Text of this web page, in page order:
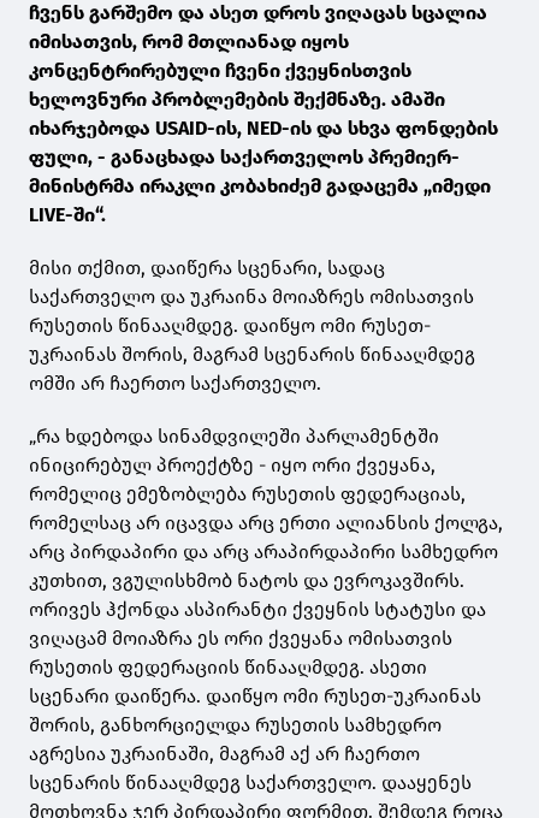
ჩვენს გარშემო და ასეთ დროს ვიღაცას სცალია
იმისათვის, რომ მთლიანად იყოს
კონცენტრირებული ჩვენი ქვეყნისთვის
ხელოვნური პრობლემების შექმნაზე. ამაში
იხარჯებოდა USAID-ის, NED-ის და სხვა ფონდების
ფული, - განაცხადა საქართველოს პრემიერ-
მინისტრმა ირაკლი კობახიძემ გადაცემა „იმედი
LIVE-ში“.
მისი თქმით, დაიწერა სცენარი, სადაც
საქართველო და უკრაინა მოიაზრეს ომისათვის
რუსეთის წინააღმდეგ. დაიწყო ომი რუსეთ-
უკრაინას შორის, მაგრამ სცენარის წინააღმდეგ
ომში არ ჩაერთო საქართველო.
„რა ხდებოდა სინამდვილეში პარლამენტში
ინიცირებულ პროექტზე - იყო ორი ქვეყანა,
რომელიც ემეზობლება რუსეთის ფედერაციას,
რომელსაც არ იცავდა არც ერთი ალიანსის ქოლგა,
არც პირდაპირი და არც არაპირდაპირი სამხედრო
კუთხით, ვგულისხმობ ნატოს და ევროკავშირს.
ორივეს ჰქონდა ასპირანტი ქვეყნის სტატუსი და
ვიღაცამ მოიაზრა ეს ორი ქვეყანა ომისათვის
რუსეთის ფედერაციის წინააღმდეგ. ასეთი
სცენარი დაიწერა. დაიწყო ომი რუსეთ-უკრაინას
შორის, განხორციელდა რუსეთის სამხედრო
აგრესია უკრაინაში, მაგრამ აქ არ ჩაერთო
სცენარის წინააღმდეგ საქართველო. დააყენეს
მოთხოვნა ჯერ პირდაპირი ფორმით. შემდეგ როცა